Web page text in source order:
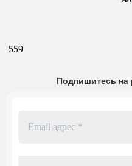
559
Подпишитесь на